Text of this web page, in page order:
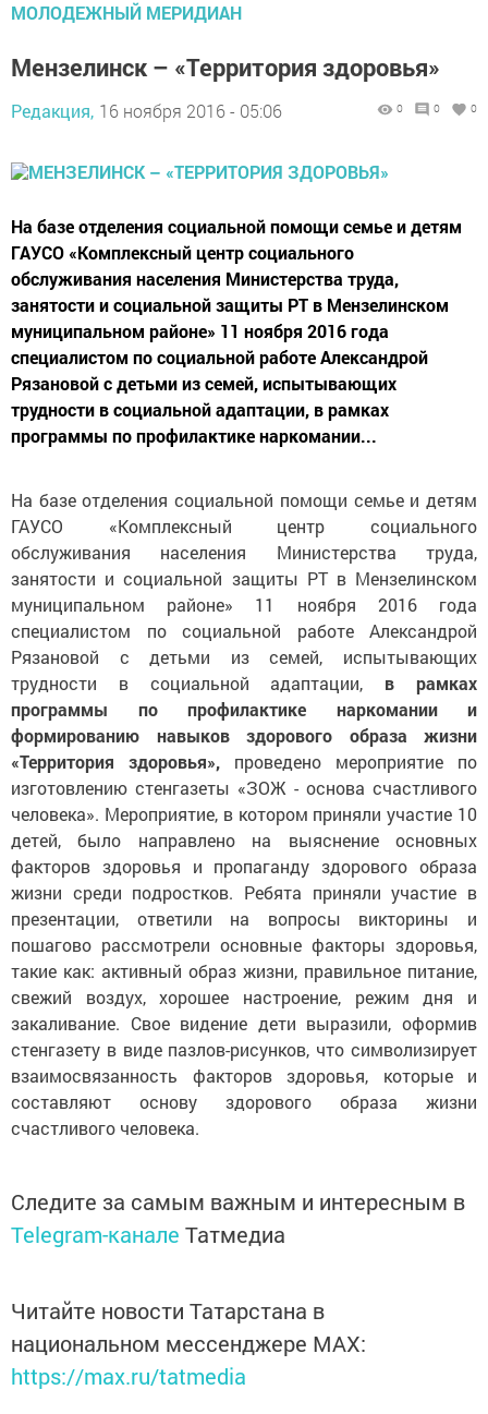
МОЛОДЕЖНЫЙ МЕРИДИАН
Мензелинск – «Территория здоровья»
Редакция, 16 ноября 2016 - 05:06 0 0 0
На базе отделения социальной помощи семье и детям
ГАУСО «Комплексный центр социального
обслуживания населения Министерства труда,
занятости и социальной защиты РТ в Мензелинском
муниципальном районе» 11 ноября 2016 года
специалистом по социальной работе Александрой
Рязановой с детьми из семей, испытывающих
трудности в социальной адаптации, в рамках
программы по профилактике наркомании...
На базе отделения социальной помощи семье и детям
ГАУСО «Комплексный центр социального
обслуживания населения Министерства труда,
занятости и социальной защиты РТ в Мензелинском
муниципальном районе» 11 ноября 2016 года
специалистом по социальной работе Александрой
Рязановой с детьми из семей, испытывающих
трудности в социальной адаптации, в рамках
программы по профилактике наркомании и
формированию навыков здорового образа жизни
«Территория здоровья», проведено мероприятие по
изготовлению стенгазеты «ЗОЖ - основа счастливого
человека». Мероприятие, в котором приняли участие 10
детей, было направлено на выяснение основных
факторов здоровья и пропаганду здорового образа
жизни среди подростков. Ребята приняли участие в
презентации, ответили на вопросы викторины и
пошагово рассмотрели основные факторы здоровья,
такие как: активный образ жизни, правильное питание,
свежий воздух, хорошее настроение, режим дня и
закаливание. Свое видение дети выразили, оформив
стенгазету в виде пазлов-рисунков, что символизирует
взаимосвязанность факторов здоровья, которые и
составляют основу здорового образа жизни
счастливого человека.
Следите за самым важным и интересным в
Telegram-канале Татмедиа
Читайте новости Татарстана в
национальном мессенджере MАХ:
https://max.ru/tatmedia